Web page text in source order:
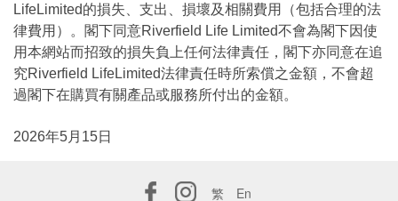
LifeLimited的損失、支出、損壞及相關費用（包括合理的法
律費用）。閣下同意Riverfield Life Limited不會為閣下因使
用本網站而招致的損失負上任何法律責任，閣下亦同意在追
究Riverfield LifeLimited法律責任時所索償之金額，不會超
過閣下在購買有關產品或服務所付出的金額。
2026年5月15日
繁 En